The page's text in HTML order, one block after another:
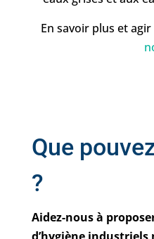
En savoir plus et
Que
?
Aidez-nous à